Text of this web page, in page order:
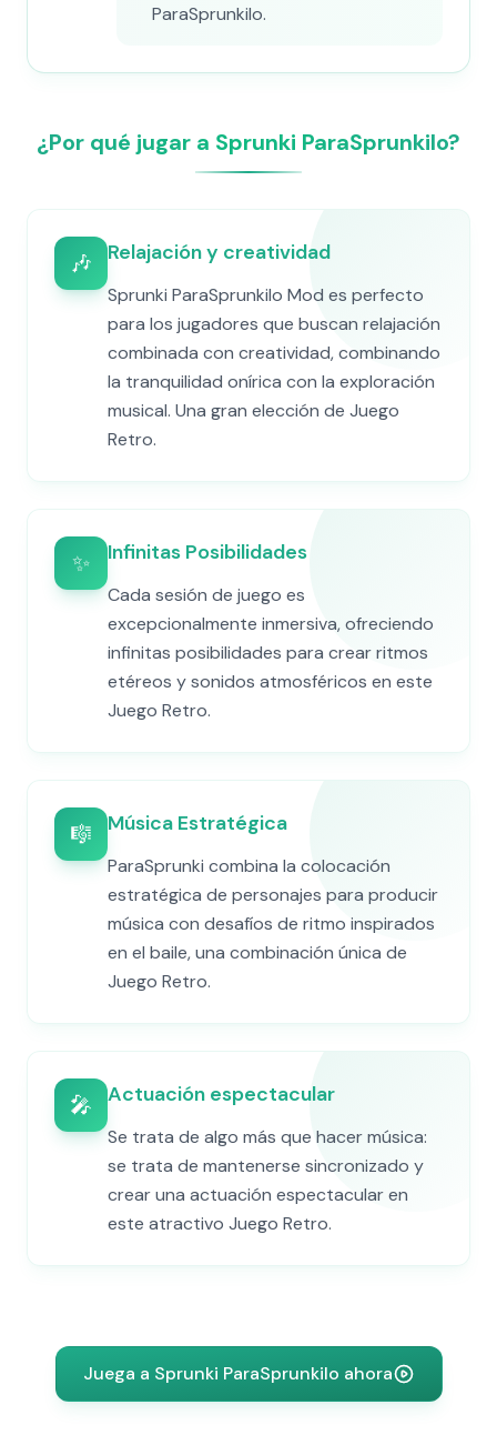
ParaSprunkilo.
¿Por qué jugar a Sprunki ParaSprunkilo?
🎶 Relajación y creatividad
Sprunki ParaSprunkilo Mod es perfecto
para los jugadores que buscan relajación
combinada con creatividad, combinando
la tranquilidad onírica con la exploración
musical. Una gran elección de Juego
Retro.
✨ Infinitas Posibilidades
Cada sesión de juego es
excepcionalmente inmersiva, ofreciendo
infinitas posibilidades para crear ritmos
etéreos y sonidos atmosféricos en este
Juego Retro.
🎼 Música Estratégica
ParaSprunki combina la colocación
estratégica de personajes para producir
música con desafíos de ritmo inspirados
en el baile, una combinación única de
Juego Retro.
🎤 Actuación espectacular
Se trata de algo más que hacer música:
se trata de mantenerse sincronizado y
crear una actuación espectacular en
este atractivo Juego Retro.
Juega a Sprunki ParaSprunkilo ahora